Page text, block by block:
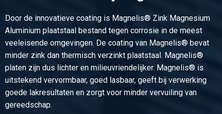
Stuks gewicht in kg
45,00
Bruto prijs
Selecteer
Artikelnummer
3470-0626-2512515
Omschrijving
Door de innovatieve coating is Magnelis® Zink Magnesium
Aluminium plaatstaal bestand tegen corrosie in de meest
veeleisende omgevingen. De coating van Magnelis® bevat
minder zink dan thermisch verzinkt plaatstaal. Magnelis®
platen zijn dus lichter en milieuvriendelijker. Magnelis® is
uitstekend vervormbaar, goed lasbaar, geeft bij verwerking
goede lakresultaten en zorgt voor minder vervuiling van
gereedschap.